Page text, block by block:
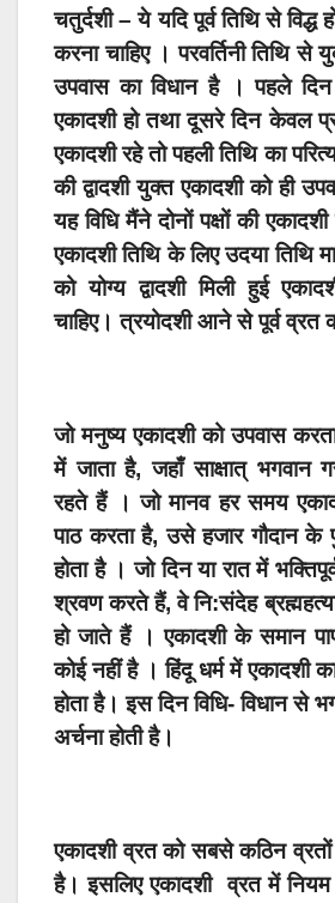
चतुर्दशी – ये यदि पूर्व तिथि से विद्ध
करना चाहिए । परवर्तिनी तिथि से
उपवास का विधान है । पहले
एकादशी हो तथा दूसरे दिन केवल
एकादशी रहे तो पहली तिथि का
की द्वादशी युक्त एकादशी को ही
यह विधि मैंने दोनों पक्षों की
एकादशी तिथि के लिए उदया तिथि
को योग्य द्वादशी मिली हुई
चाहिए। त्रयोदशी आने से पूर्व व्रत
जो मनुष्य एकादशी को उपवास
में जाता है, जहाँ साक्षात् भगवान
रहते हैं । जो मानव हर समय
पाठ करता है, उसे हजार गौदान के
होता है । जो दिन या रात में
श्रवण करते हैं, वे नि:संदेह
हो जाते हैं । एकादशी के समान
कोई नहीं है ।हिंदू धर्म में एकादशी
होता है। इस दिन विधि- विधान से
अर्चना होती है।
एकादशी व्रत को सबसे कठिन
है। इसलिए एकादशी व्रत में